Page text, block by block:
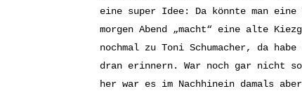
eine super Idee: Da könnte man eine
morgen Abend „macht“ eine alte
nochmal zu Toni Schumacher, da
dran erinnern. War noch gar nicht
her war es im Nachhinein damals